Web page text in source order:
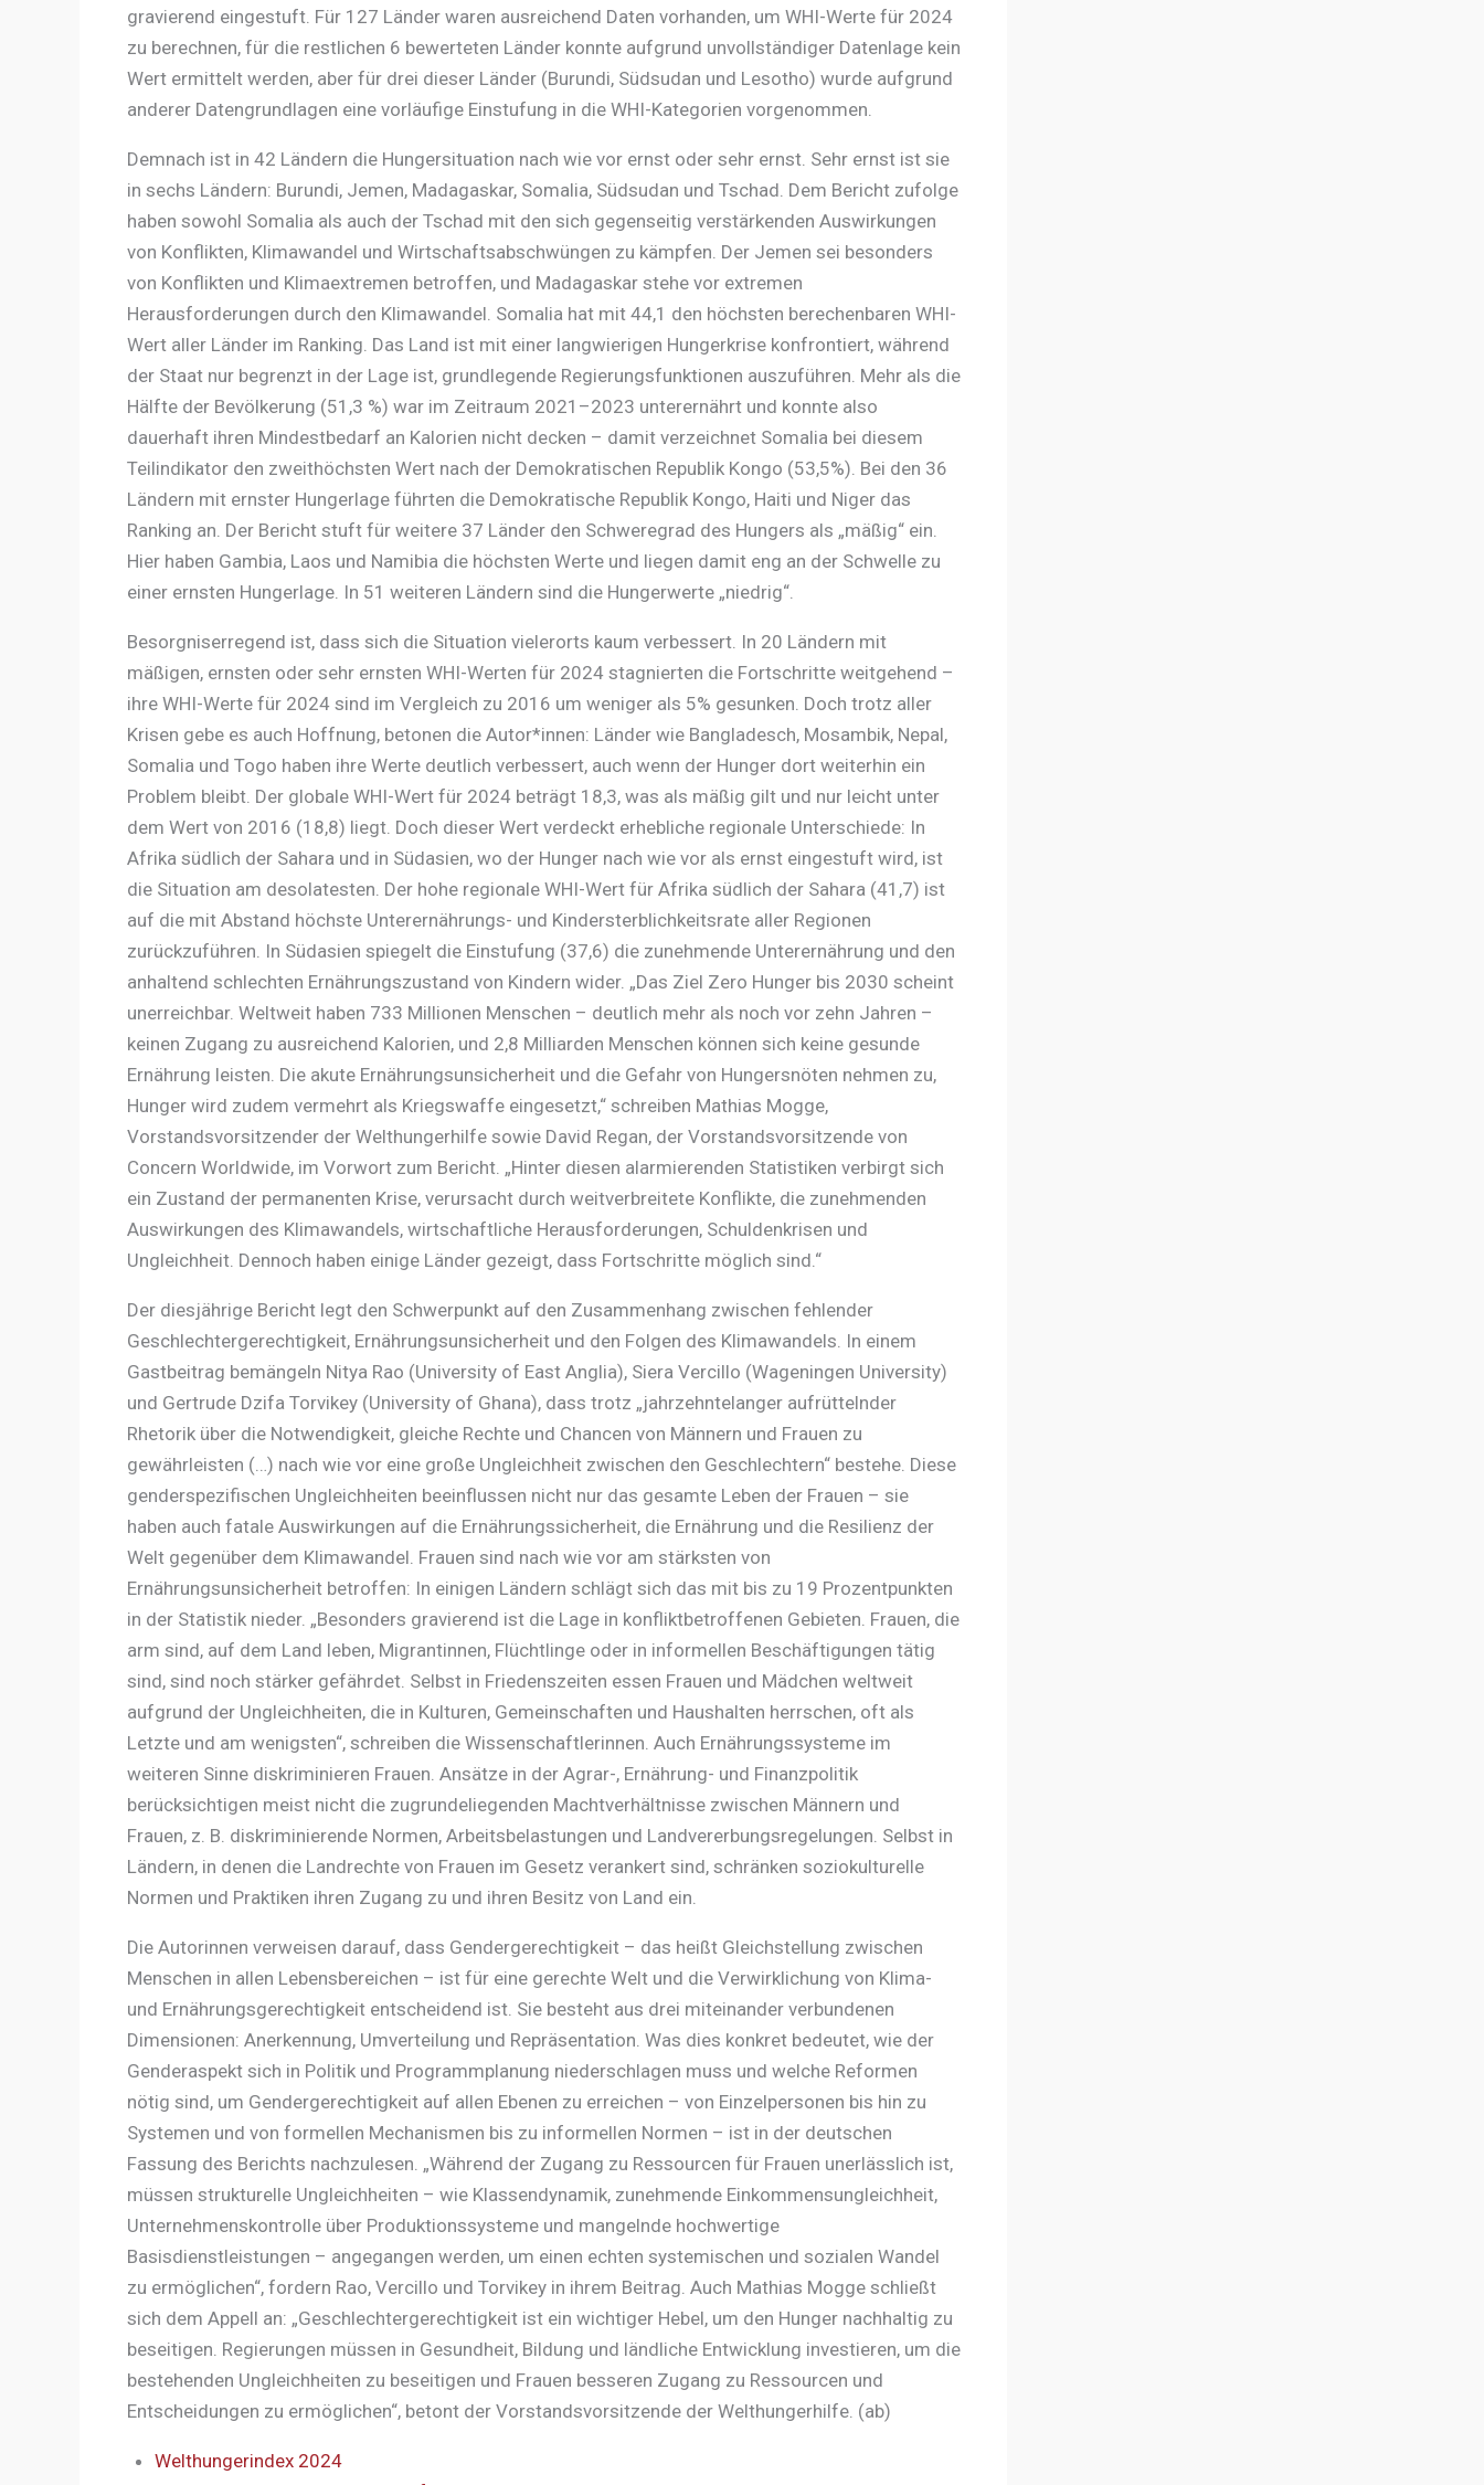
gravierend eingestuft. Für 127 Länder waren ausreichend Daten vorhanden, um WHI-Werte für 2024
zu berechnen, für die restlichen 6 bewerteten Länder konnte aufgrund unvollständiger Datenlage kein
Wert ermittelt werden, aber für drei dieser Länder (Burundi, Südsudan und Lesotho) wurde aufgrund
anderer Datengrundlagen eine vorläufige Einstufung in die WHI-Kategorien vorgenommen.
Demnach ist in 42 Ländern die Hungersituation nach wie vor ernst oder sehr ernst. Sehr ernst ist sie
in sechs Ländern: Burundi, Jemen, Madagaskar, Somalia, Südsudan und Tschad. Dem Bericht zufolge
haben sowohl Somalia als auch der Tschad mit den sich gegenseitig verstärkenden Auswirkungen
von Konflikten, Klimawandel und Wirtschaftsabschwüngen zu kämpfen. Der Jemen sei besonders
von Konflikten und Klimaextremen betroffen, und Madagaskar stehe vor extremen
Herausforderungen durch den Klimawandel. Somalia hat mit 44,1 den höchsten berechenbaren WHI-
Wert aller Länder im Ranking. Das Land ist mit einer langwierigen Hungerkrise konfrontiert, während
der Staat nur begrenzt in der Lage ist, grundlegende Regierungsfunktionen auszuführen. Mehr als die
Hälfte der Bevölkerung (51,3 %) war im Zeitraum 2021–2023 unterernährt und konnte also
dauerhaft ihren Mindestbedarf an Kalorien nicht decken – damit verzeichnet Somalia bei diesem
Teilindikator den zweithöchsten Wert nach der Demokratischen Republik Kongo (53,5%). Bei den 36
Ländern mit ernster Hungerlage führten die Demokratische Republik Kongo, Haiti und Niger das
Ranking an. Der Bericht stuft für weitere 37 Länder den Schweregrad des Hungers als „mäßig“ ein.
Hier haben Gambia, Laos und Namibia die höchsten Werte und liegen damit eng an der Schwelle zu
einer ernsten Hungerlage. In 51 weiteren Ländern sind die Hungerwerte „niedrig“.
Besorgniserregend ist, dass sich die Situation vielerorts kaum verbessert. In 20 Ländern mit
mäßigen, ernsten oder sehr ernsten WHI-Werten für 2024 stagnierten die Fortschritte weitgehend –
ihre WHI-Werte für 2024 sind im Vergleich zu 2016 um weniger als 5% gesunken. Doch trotz aller
Krisen gebe es auch Hoffnung, betonen die Autor*innen: Länder wie Bangladesch, Mosambik, Nepal,
Somalia und Togo haben ihre Werte deutlich verbessert, auch wenn der Hunger dort weiterhin ein
Problem bleibt. Der globale WHI-Wert für 2024 beträgt 18,3, was als mäßig gilt und nur leicht unter
dem Wert von 2016 (18,8) liegt. Doch dieser Wert verdeckt erhebliche regionale Unterschiede: In
Afrika südlich der Sahara und in Südasien, wo der Hunger nach wie vor als ernst eingestuft wird, ist
die Situation am desolatesten. Der hohe regionale WHI-Wert für Afrika südlich der Sahara (41,7) ist
auf die mit Abstand höchste Unterernährungs- und Kindersterblichkeitsrate aller Regionen
zurückzuführen. In Südasien spiegelt die Einstufung (37,6) die zunehmende Unterernährung und den
anhaltend schlechten Ernährungszustand von Kindern wider. „Das Ziel Zero Hunger bis 2030 scheint
unerreichbar. Weltweit haben 733 Millionen Menschen – deutlich mehr als noch vor zehn Jahren –
keinen Zugang zu ausreichend Kalorien, und 2,8 Milliarden Menschen können sich keine gesunde
Ernährung leisten. Die akute Ernährungsunsicherheit und die Gefahr von Hungersnöten nehmen zu,
Hunger wird zudem vermehrt als Kriegswaffe eingesetzt,“ schreiben Mathias Mogge,
Vorstandsvorsitzender der Welthungerhilfe sowie David Regan, der Vorstandsvorsitzende von
Concern Worldwide, im Vorwort zum Bericht. „Hinter diesen alarmierenden Statistiken verbirgt sich
ein Zustand der permanenten Krise, verursacht durch weitverbreitete Konflikte, die zunehmenden
Auswirkungen des Klimawandels, wirtschaftliche Herausforderungen, Schuldenkrisen und
Ungleichheit. Dennoch haben einige Länder gezeigt, dass Fortschritte möglich sind.“
Der diesjährige Bericht legt den Schwerpunkt auf den Zusammenhang zwischen fehlender
Geschlechtergerechtigkeit, Ernährungsunsicherheit und den Folgen des Klimawandels. In einem
Gastbeitrag bemängeln Nitya Rao (University of East Anglia), Siera Vercillo (Wageningen University)
und Gertrude Dzifa Torvikey (University of Ghana), dass trotz „jahrzehntelanger aufrüttelnder
Rhetorik über die Notwendigkeit, gleiche Rechte und Chancen von Männern und Frauen zu
gewährleisten (…) nach wie vor eine große Ungleichheit zwischen den Geschlechtern“ bestehe. Diese
genderspezifischen Ungleichheiten beeinflussen nicht nur das gesamte Leben der Frauen – sie
haben auch fatale Auswirkungen auf die Ernährungssicherheit, die Ernährung und die Resilienz der
Welt gegenüber dem Klimawandel. Frauen sind nach wie vor am stärksten von
Ernährungsunsicherheit betroffen: In einigen Ländern schlägt sich das mit bis zu 19 Prozentpunkten
in der Statistik nieder. „Besonders gravierend ist die Lage in konfliktbetroffenen Gebieten. Frauen, die
arm sind, auf dem Land leben, Migrantinnen, Flüchtlinge oder in informellen Beschäftigungen tätig
sind, sind noch stärker gefährdet. Selbst in Friedenszeiten essen Frauen und Mädchen weltweit
aufgrund der Ungleichheiten, die in Kulturen, Gemeinschaften und Haushalten herrschen, oft als
Letzte und am wenigsten“, schreiben die Wissenschaftlerinnen. Auch Ernährungssysteme im
weiteren Sinne diskriminieren Frauen. Ansätze in der Agrar-, Ernährung- und Finanzpolitik
berücksichtigen meist nicht die zugrundeliegenden Machtverhältnisse zwischen Männern und
Frauen, z. B. diskriminierende Normen, Arbeitsbelastungen und Landvererbungsregelungen. Selbst in
Ländern, in denen die Landrechte von Frauen im Gesetz verankert sind, schränken soziokulturelle
Normen und Praktiken ihren Zugang zu und ihren Besitz von Land ein.
Die Autorinnen verweisen darauf, dass Gendergerechtigkeit – das heißt Gleichstellung zwischen
Menschen in allen Lebensbereichen – ist für eine gerechte Welt und die Verwirklichung von Klima-
und Ernährungsgerechtigkeit entscheidend ist. Sie besteht aus drei miteinander verbundenen
Dimensionen: Anerkennung, Umverteilung und Repräsentation. Was dies konkret bedeutet, wie der
Genderaspekt sich in Politik und Programmplanung niederschlagen muss und welche Reformen
nötig sind, um Gendergerechtigkeit auf allen Ebenen zu erreichen – von Einzelpersonen bis hin zu
Systemen und von formellen Mechanismen bis zu informellen Normen – ist in der deutschen
Fassung des Berichts nachzulesen. „Während der Zugang zu Ressourcen für Frauen unerlässlich ist,
müssen strukturelle Ungleichheiten – wie Klassendynamik, zunehmende Einkommensungleichheit,
Unternehmenskontrolle über Produktionssysteme und mangelnde hochwertige
Basisdienstleistungen – angegangen werden, um einen echten systemischen und sozialen Wandel
zu ermöglichen“, fordern Rao, Vercillo und Torvikey in ihrem Beitrag. Auch Mathias Mogge schließt
sich dem Appell an: „Geschlechtergerechtigkeit ist ein wichtiger Hebel, um den Hunger nachhaltig zu
beseitigen. Regierungen müssen in Gesundheit, Bildung und ländliche Entwicklung investieren, um die
bestehenden Ungleichheiten zu beseitigen und Frauen besseren Zugang zu Ressourcen und
Entscheidungen zu ermöglichen“, betont der Vorstandsvorsitzende der Welthungerhilfe. (ab)
Welthungerindex 2024